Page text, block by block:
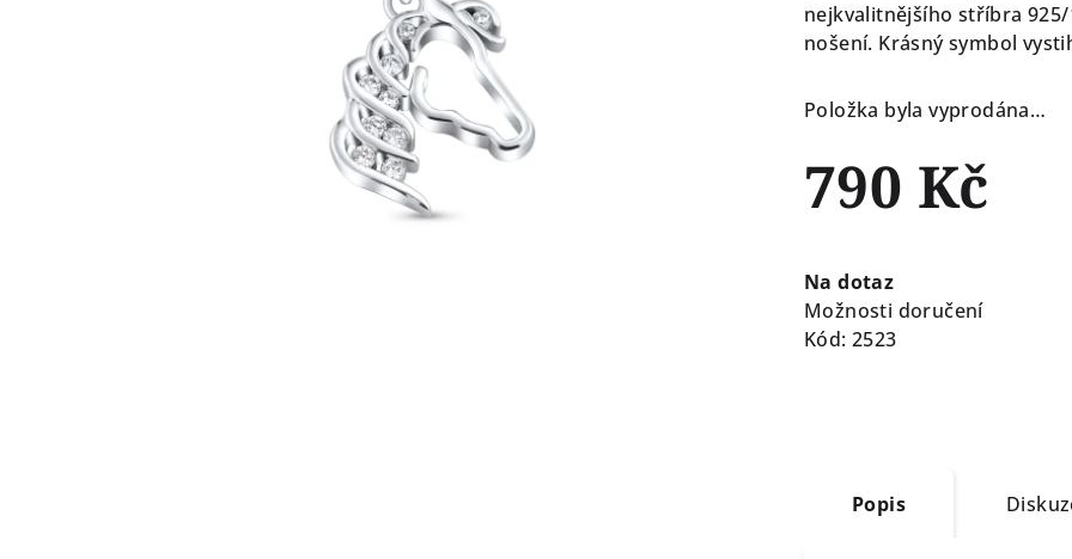
nejkvalitnějšího stříbra
nošení. Krásný symbol
Položka byla vyprodána…
790 Kč
cena:
Na dotaz
Možnosti doručení
Kód: 2523
Popis